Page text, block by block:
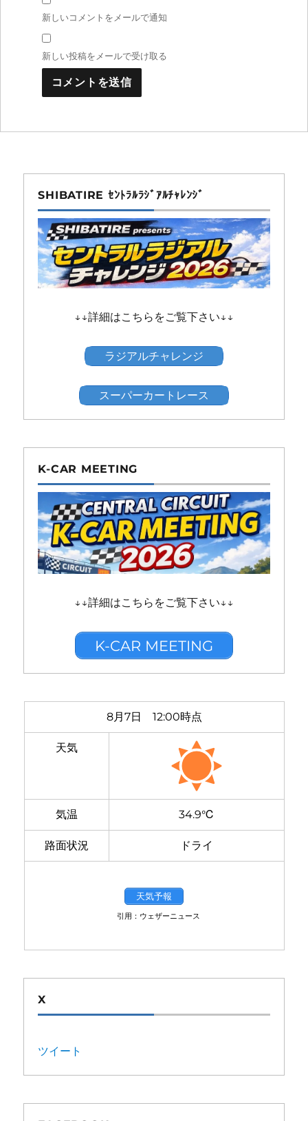
新しいコメントをメールで通知
新しい投稿をメールで受け取る
SHIBATIRE ｾﾝﾄﾗﾙﾗｼﾞｱﾙﾁｬﾚﾝｼﾞ
↓↓詳細はこちらをご覧下さい↓↓
ラジアルチャレンジ
スーパーカートレース
K-CAR MEETING
↓↓詳細はこちらをご覧下さい↓↓
K-CAR MEETING
8月7日 12:00時点
天気
気温 34.9℃
路面状況 ドライ
天気予報
引用：ウェザーニュース
X
ツイート